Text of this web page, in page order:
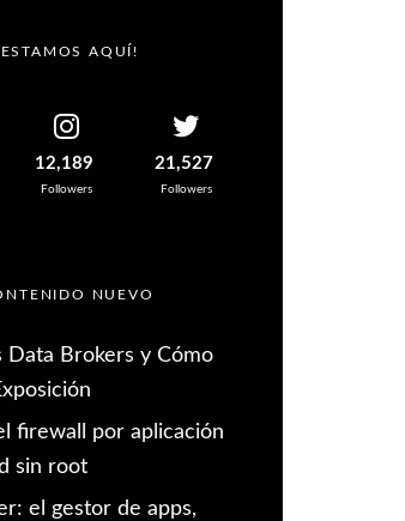
AQUÍ!
12,189
Followers
21,527
Followers
NUEVO
Data Brokers y Cómo
firewall por aplicación
sin root
el gestor de apps,